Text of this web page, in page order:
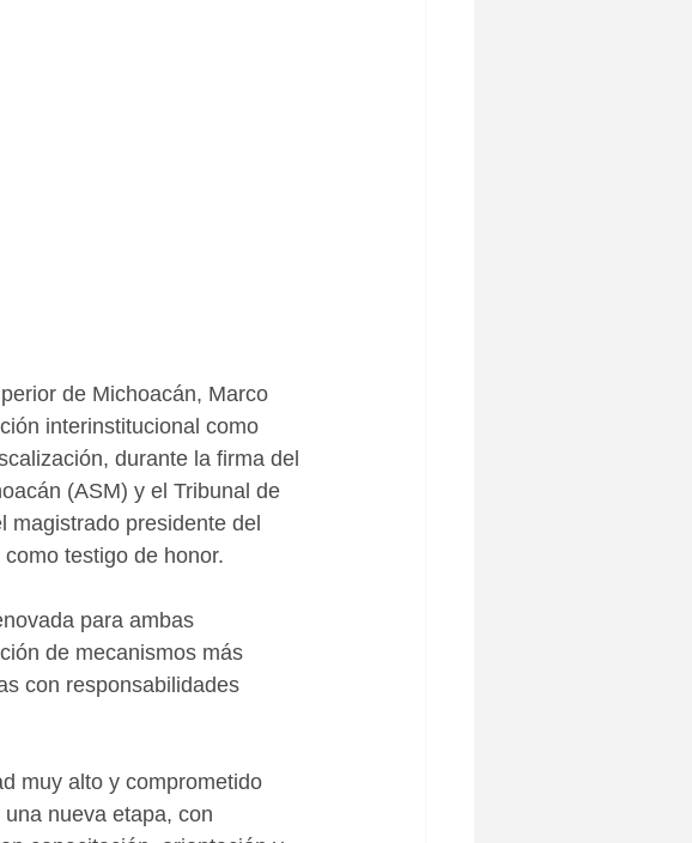
de Michoacán, Marco
interinstitucional como
durante la firma del
(ASM) y el Tribunal de
magistrado presidente del
testigo de honor.
para ambas
de mecanismos más
con responsabilidades
muy alto y comprometido
nueva etapa, con